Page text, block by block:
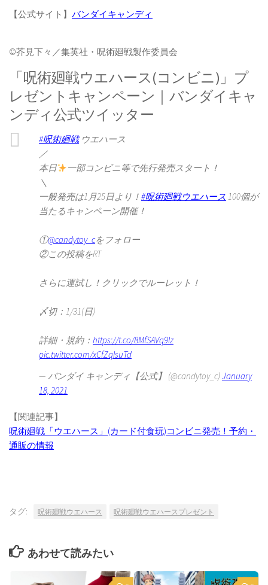
【公式サイト】 バンダイキャンディ
©︎芥見下々／集英社・呪術廻戦製作委員会
「呪術廻戦ウエハース(コンビニ)」プ
レゼントキャンペーン｜バンダイキャ
ンディ公式ツイッター
#呪術廻戦ウエハース
／
本日
一部コンビニ等で先行発売スタート！
＼
一般発売は1月25日より！ #呪術廻戦ウエハース 100個が
当たるキャンペーン開催！
①@candytoy_cをフォロー
②この投稿をRT
さらに運試し！クリックでルーレット！
〆切：1/31(日)
詳細・規約： https://t.co/8MfSAVq9Iz
pic.twitter.com/xCfZqIsuTd
— バンダイ キャンディ【公式】 (@candytoy_c) January
18, 2021
【関連記事】
呪術廻戦「ウエハース」(カード付食玩)コンビニ発売！予約・
通販の情報
タグ: 呪術廻戦ウエハース 呪術廻戦ウエハースプレゼント
あわせて読みたい